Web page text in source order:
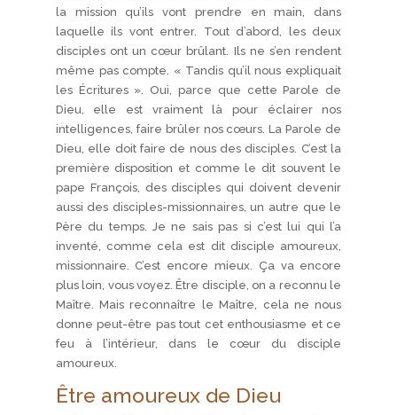
la mission qu’ils vont prendre en main, dans
laquelle ils vont entrer. Tout d’abord, les deux
disciples ont un cœur brûlant. Ils ne s’en rendent
même pas compte. « Tandis qu’il nous expliquait
les Écritures ». Oui, parce que cette Parole de
Dieu, elle est vraiment là pour éclairer nos
intelligences, faire brûler nos cœurs. La Parole de
Dieu, elle doit faire de nous des disciples. C’est la
première disposition et comme le dit souvent le
pape François, des disciples qui doivent devenir
aussi des disciples-missionnaires, un autre que le
Père du temps. Je ne sais pas si c’est lui qui l’a
inventé, comme cela est dit disciple amoureux,
missionnaire. C’est encore mieux. Ça va encore
plus loin, vous voyez. Être disciple, on a reconnu le
Maître. Mais reconnaître le Maître, cela ne nous
donne peut-être pas tout cet enthousiasme et ce
feu à l’intérieur, dans le cœur du disciple
amoureux.
Être amoureux de Dieu